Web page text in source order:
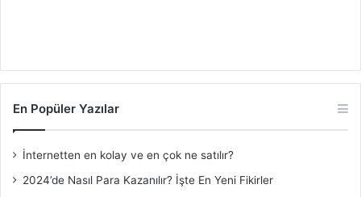
En Popüler Yazılar
İnternetten en kolay ve en çok ne satılır?
2024’de Nasıl Para Kazanılır? İşte En Yeni Fikirler